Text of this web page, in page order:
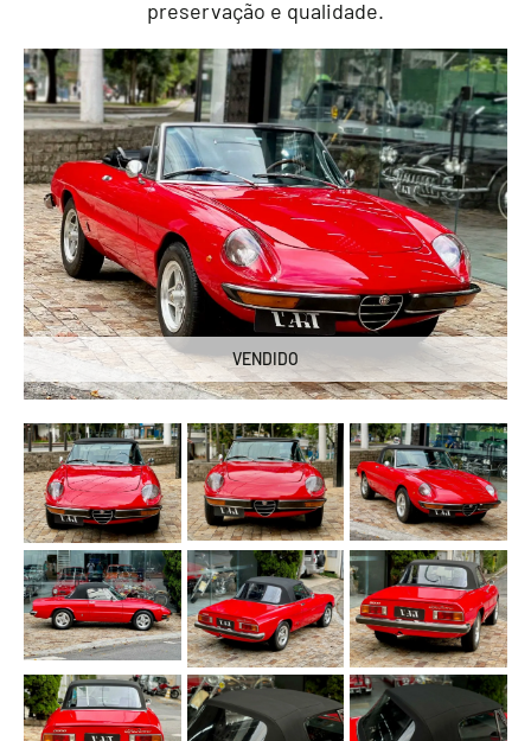
preservação e qualidade.
VENDIDO